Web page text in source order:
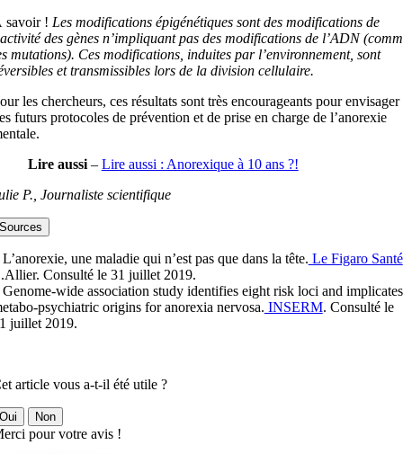
savoir ! Les modifications épigénétiques sont des modifications de
des gènes n’impliquant pas des modifications de l’ADN
mutations). Ces modifications, induites par l’environnement, sont
et transmissibles lors de la division cellulaire.
les chercheurs, ces résultats sont très encourageants pour envisager
futurs protocoles de prévention et de prise en charge de l’anorexie
Lire aussi– Lire aussi : Anorexique à 10 ans ?!
P., Journaliste scientifique
une maladie qui n’est pas que dans la tête. Le Figaro Santé
Consulté le 31 juillet 2019.
wide association study identifies eight risk loci and implicates
psychiatric origins for anorexia nervosa. INSERM. Consulté le
juillet 2019.
article vous a-t-il été utile ?
Non
pour votre avis !